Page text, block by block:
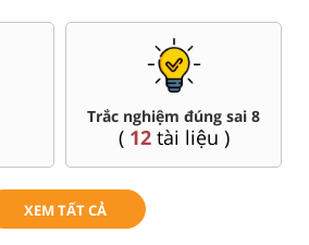
Trắc nghiệm đúng sai 8
( 12tài liệu )
XEM TẤT CẢ